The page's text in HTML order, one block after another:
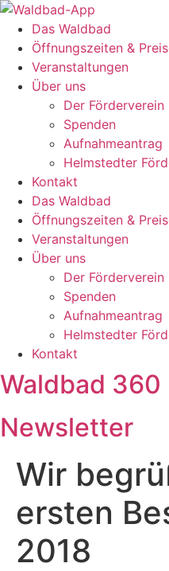
Zum
Inhalt
springen
Das Waldbad
Öffnungszeiten &
Veranstaltungen
Über uns
Der Förderverein
Spenden
Aufnahmeantrag
Helmstedter
Kontakt
Das Waldbad
Öffnungszeiten &
Veranstaltungen
Über uns
Der Förderverein
Spenden
Aufnahmeantrag
Helmstedter
Kontakt
Waldbad 360
Newsletter
Wir
ersten
2018